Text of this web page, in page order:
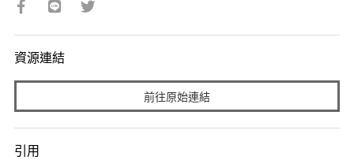
資源連結
前往原始連結
引用